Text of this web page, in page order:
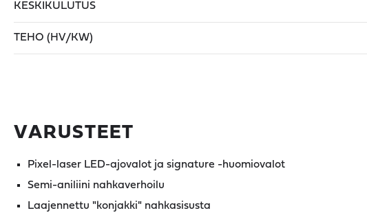
KESKIKULUTUS
TEHO (HV/KW)
VARUSTEET
Pixel-laser LED-ajovalot ja signature -huomiovalot
Semi-aniliini nahkaverhoilu
Laajennettu "konjakki" nahkasisusta